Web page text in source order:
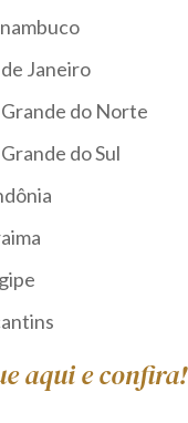
Janeiro
Grande do Norte
do Sul
aqui e confira!